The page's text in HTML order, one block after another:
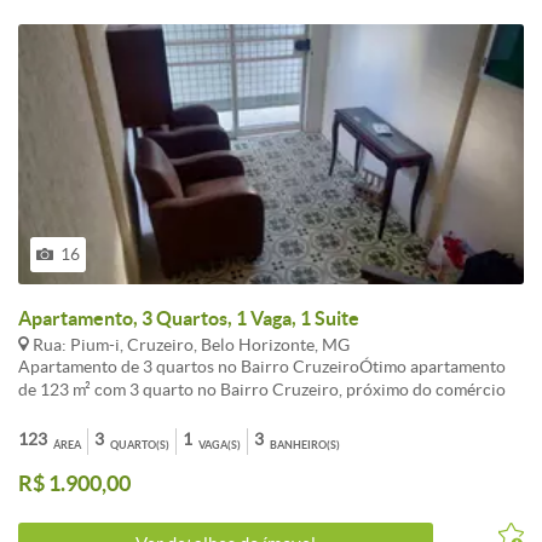
16
Apartamento, 3 Quartos, 1 Vaga, 1 Suite
Rua: Pium-i, Cruzeiro, Belo Horizonte, MG
Apartamento de 3 quartos no Bairro CruzeiroÓtimo apartamento
de 123 m² com 3 quarto no Bairro Cruzeiro, próximo do comércio
e Pellegrino.2 salas3 quartos com armáriossendo 1 suite3 banheiros
no totalCozinha com armários Área de Serviço1 vaga de
garagemInfraestruturaSalao de festa com
ÁREA
123 QUARTO(S)
3 VAGA(S)
1 BANHEIRO(S)
3
R$ 1.900,00